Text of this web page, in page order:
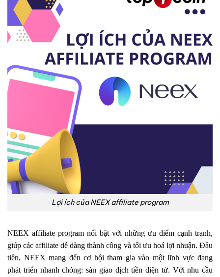
Lợi ích của NEEX affiliate program
NEEX affiliate program nổi bật với những ưu điểm cạnh tranh,
giúp các affiliate dễ dàng thành công và tối ưu hoá lợi nhuận. Đầu
tiên, NEEX mang đến cơ hội tham gia vào một lĩnh vực đang
phát triển nhanh chóng: sàn giao dịch tiền điện tử. Với nhu cầu